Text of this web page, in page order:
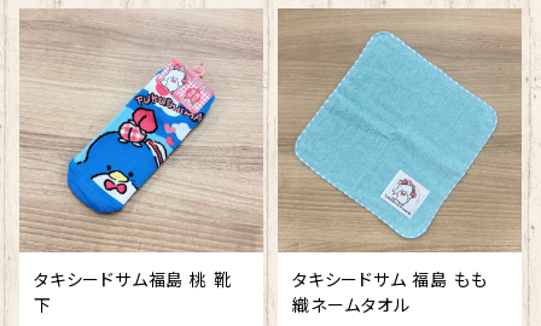
タキシードサム福島 桃 靴
下
タキシードサム 福島 もも
織ネームタオル